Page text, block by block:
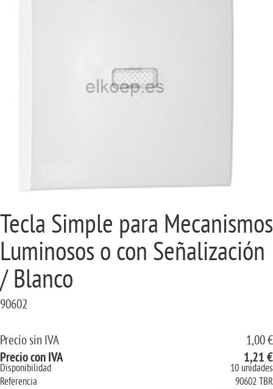
Tecla Simple para Mecanismos
Luminosos o con Señalización
/ Blanco
90602
Precio sin IVA 1,00 €
Precio con IVA 1,21 €
Disponibilidad
10 unidades
Referencia
90602 TBR